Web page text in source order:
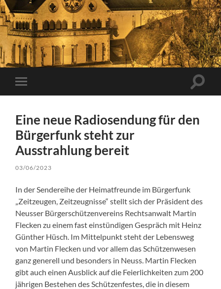
Mobile-
Menü
Eine neue Radiosendung für den
Bürgerfunk steht zur
Ausstrahlung bereit
03/06/2023
In der Sendereihe der Heimatfreunde im Bürgerfunk
„Zeitzeugen, Zeitzeugnisse“ stellt sich der Präsident des
Neusser Bürgerschützenvereins Rechtsanwalt Martin
Flecken zu einem fast einstündigen Gespräch mit Heinz
Günther Hüsch. Im Mittelpunkt steht der Lebensweg
von Martin Flecken und vor allem das Schützenwesen
ganz generell und besonders in Neuss. Martin Flecken
gibt auch einen Ausblick auf die Feierlichkeiten zum 200
jährigen Bestehen des Schützenfestes, die in diesem